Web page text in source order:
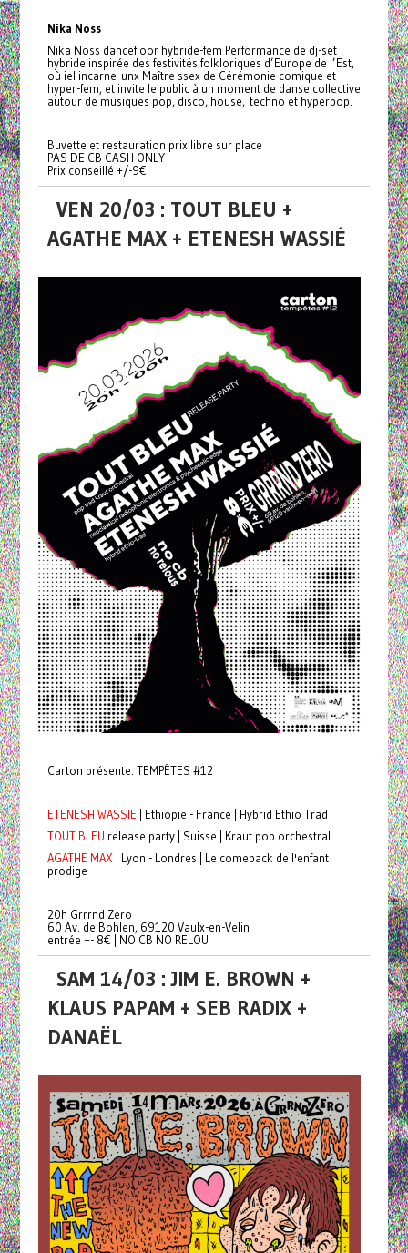
Nika Noss
Nika Noss dancefloor hybride-fem Performance de dj-set
hybride inspirée des festivités folkloriques d’Europe de l’Est,
où iel incarne unx Maître·ssex de Cérémonie comique et
hyper-fem, et invite le public à un moment de danse collective
autour de musiques pop, disco, house, techno et hyperpop.
Buvette et restauration prix libre sur place
PAS DE CB CASH ONLY
Prix conseillé +/-9€
VEN 20/03 : TOUT BLEU +
AGATHE MAX + ETENESH WASSIÉ
Carton présente: TEMPÊTES #12
ETENESH WASSIE | Ethiopie - France | Hybrid Ethio Trad
TOUT BLEU release party | Suisse | Kraut pop orchestral
AGATHE MAX | Lyon - Londres | Le comeback de l'enfant
prodige
20h Grrrnd Zero
60 Av. de Bohlen, 69120 Vaulx-en-Velin
entrée +- 8€ | NO CB NO RELOU
SAM 14/03 : JIM E. BROWN +
KLAUS PAPAM + SEB RADIX +
DANAËL